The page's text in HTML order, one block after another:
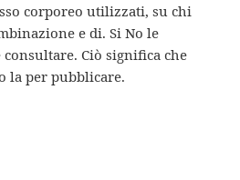
corporeo utilizzati, su chi
e di. Si No le
Ciò significa che
la per pubblicare.